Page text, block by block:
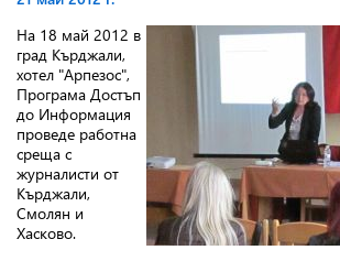
На 18 май 2012 в
град Кърджали,
хотел "Арпезос",
Програма Достъп
до Информация
проведе работна
среща с
журналисти от
Кърджали,
Смолян и
Хасково.